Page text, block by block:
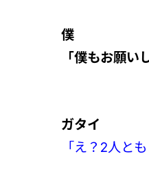
僕
「僕もお願い
ガタイ
「え？2人と